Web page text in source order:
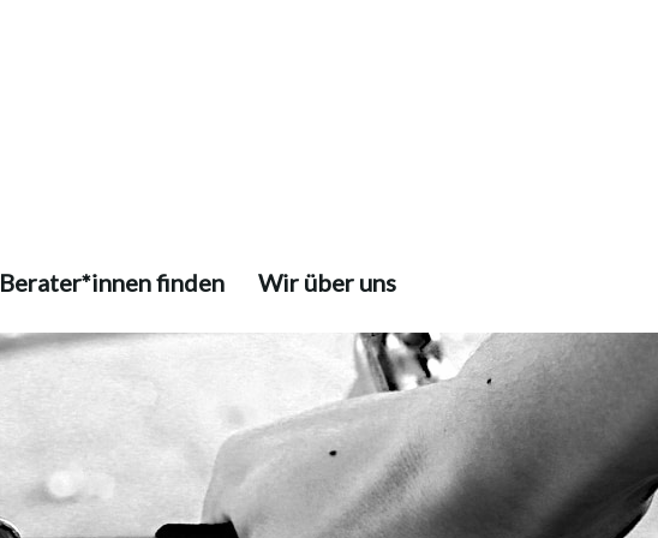
Berater*innen finden Wir über uns